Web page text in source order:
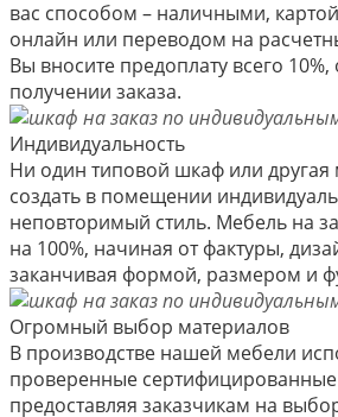
вас способом – наличными,
онлайн или переводом на
Вы вносите предоплату всего 10%,
получении заказа.
Индивидуальность
Ни один типовой шкаф или другая
создать в помещении
неповторимый стиль. Мебель на
на 100%, начиная от фактуры,
заканчивая формой, размером и
Огромный выбор материалов
В производстве нашей мебели
проверенные
предоставляя заказчикам на